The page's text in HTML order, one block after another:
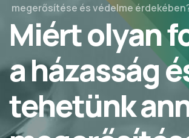
megerősítése és védelme
Miért olyan
a házasság
tehetünk